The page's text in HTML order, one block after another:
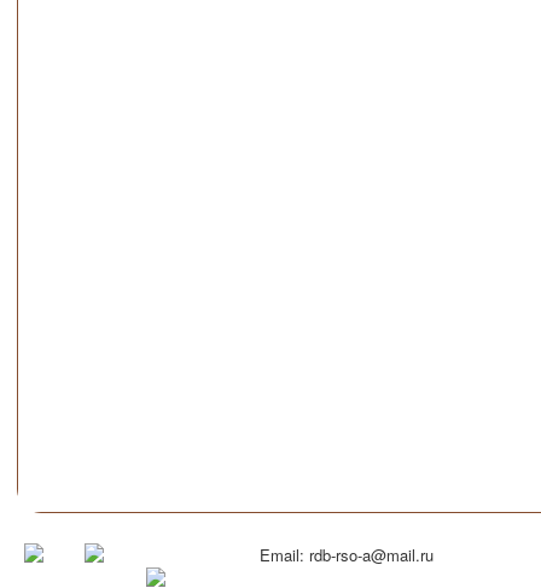
Email: rdb-rso-a@mail.ru